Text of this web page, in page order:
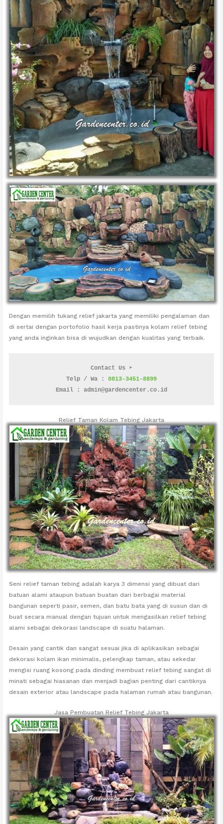
Dengan memilih tukang relief jakarta yang memiliki pengalaman dan
di sertai dengan portofolio hasil kerja pastinya kolam relief tebing
yang anda inginkan bisa di wujudkan dengan kualitas yang terbaik.
Contact Us ➤
Telp / Wa : 0813-3451-8899
Email : admin@gardencenter.co.id
Relief Taman Kolam Tebing Jakarta
Seni relief taman tebing adalah karya 3 dimensi yang dibuat dari
batuan alami ataupun batuan buatan dari berbagai material
bangunan seperti pasir, semen, dan batu bata yang di susun dan di
buat secara manual dengan tujuan untuk mengasilkan relief tebing
alami sebagai dekorasi landscape di suatu halaman.
Desain yang cantik dan sangat sesuai jika di aplikasikan sebagai
dekorasi kolam ikan minimalis, pelengkap taman, atau sekedar
mengisi ruang kosong pada dinding membuat relief tebing sangat di
minati sebagai hiasanan dan menjadi bagian penting dari cantiknya
desain exterior atau landscape pada halaman rumah atau bangunan.
Jasa Pembuatan Relief Tebing Jakarta